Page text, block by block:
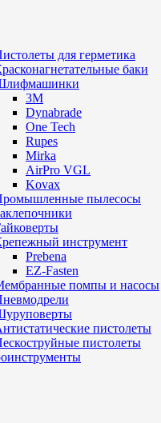
для герметика
баки
3M
Dynabrade
One Tech
Rupes
Mirka
AirPro VGL
Kovax
пылесосы
инструмент
Prebena
EZ-Fasten
помпы и насосы
пистолеты
пистолеты